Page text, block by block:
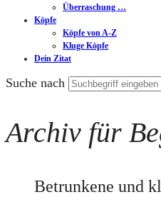
Überraschung …
Köpfe
Köpfe von A-Z
Kluge Köpfe
Dein Zitat
Suche nach
Archiv für
Betrunkene und